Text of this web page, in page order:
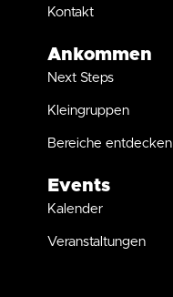
Kontakt
Ankommen
Next Steps
Kleingruppen
Bereiche entdecken
Events
Kalender
Veranstaltungen